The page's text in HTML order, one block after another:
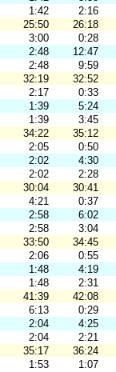
1:42
2:16
25:50
26:18
3:00
0:28
2:48
12:47
2:48
9:59
32:19
32:52
2:17
0:33
1:39
5:24
1:39
3:45
34:22
35:12
2:05
0:50
2:02
4:30
2:02
2:28
30:04
30:41
4:21
0:37
2:58
6:02
2:58
3:04
33:50
34:45
2:06
0:55
1:48
4:19
1:48
2:31
41:39
42:08
6:13
0:29
2:04
4:25
2:04
2:21
35:17
36:24
1:53
1:07